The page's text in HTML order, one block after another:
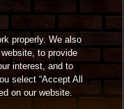
properly. We also
to provide
interest, and to
select “Accept All
on our website.